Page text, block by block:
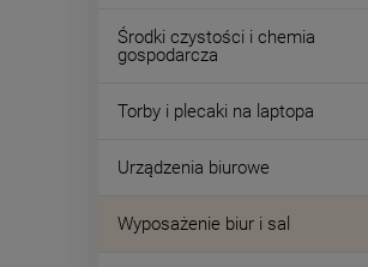
Środki czystości i chemia
gospodarcza
Torby i plecaki na laptopa
Urządzenia biurowe
Wyposażenie biur i sal